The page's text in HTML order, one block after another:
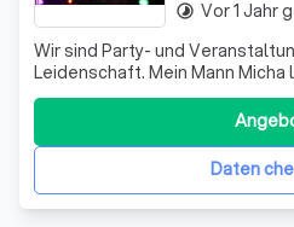
Wir sind Party- und
Leidenschaft. Mein Mann
immer sehr daran interessiert,
einzigartig zu machen, wie es
organisiere und führe auf
Wir können unterstüt
Daten
timelapse Vor 1 Jahr